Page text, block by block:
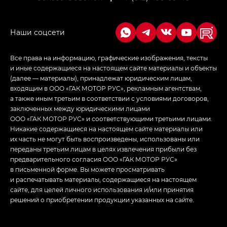
в спортивном стиле — GL(S-Style)
Все права на информацию, графические изображения, тексты
и иные содержащиеся на настоящем сайте материалы и объекты
(далее — материалы), принадлежат юридическим лицам,
входящим в ООО «ГАК МОТОР РУС», рекламным агентствам,
а также иным третьим в соответствии с условиями договоров,
заключенных между юридическими лицами
ООО «ГАК МОТОР РУС» и соответствующими третьими лицами.
Никакие содержащиеся на настоящем сайте материалы или
их часть не могут быть воспроизведены, использованы или
переданы третьим лицам в целях извлечения прибыли без
предварительного согласия ООО «ГАК МОТОР РУС»
в письменной форме. Вы можете просматривать
и распечатывать материалы, содержащиеся на настоящем
сайте, для целей личного использования и/или принятия
решений о приобретении продукции указанных на сайте.